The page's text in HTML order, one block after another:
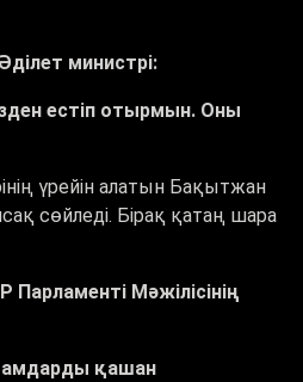
министрі:
естіп отырмын. Оны
үрейін алатын Бақытжан
сөйледі. Бірақ қатаң шара
Мәжілісінің
қашан